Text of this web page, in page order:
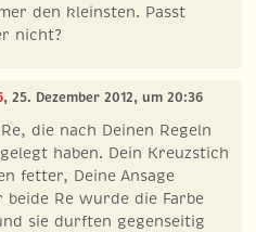
den kleinsten. Passt
nicht?
, 25. Dezember 2012, um 20:36
die nach Deinen Regeln
haben. Dein Kreuzstich
fetter, Deine Ansage
Re wurde die Farbe
sie durften gegenseitig